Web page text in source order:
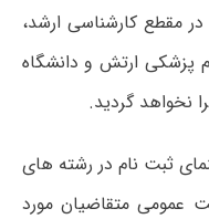
مقطع کارشناسی ارشد،
پزشکی ارتش و دانشگاه
نخواهد گردید.
ثبت نام در رشته های
عمومی متقاضیان مورد